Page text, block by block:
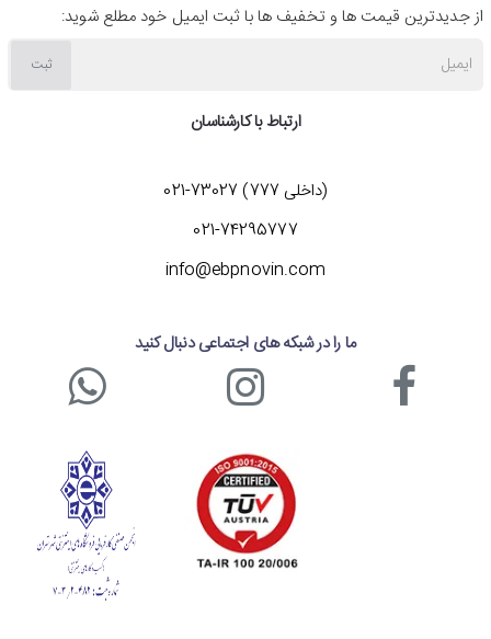
موفق به دریافت اینماد 5 ستاره شده و خریدی مطمئن را
برای شما به ارمغان می آورد. در صورت نیاز به راهنمایی می
توانید با شماره 74295777-021 تماس بگیرید یا از طریق
بخش گفتگوی آنلاین با کارشناسان ما در ارتباط باشید.
از جدیدترین قیمت ها و تخفیف ها با ثبت ایمیل خود مطلع شوید:
ایمیل ثبت
ارتباط با کارشناسان
(داخلی 777) 73027-021
021-74295777
info@ebpnovin.com
ما را در شبکه های اجتماعی دنبال کنید